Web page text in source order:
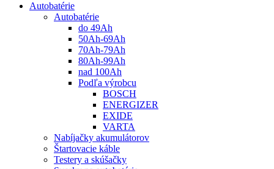
Autobatérie
Autobatérie
do 49Ah
50Ah-69Ah
70Ah-79Ah
80Ah-99Ah
nad 100Ah
Podľa výrobcu
BOSCH
ENERGIZER
EXIDE
VARTA
Nabíjačky akumulátorov
Štartovacie káble
Testery a skúšačky